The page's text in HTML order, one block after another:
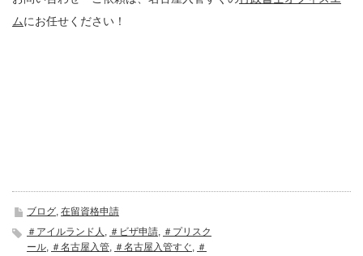
ムにお任せください！
ブログ, 在留資格申請
＃アイルランド人 , ＃ビザ申請, ＃プリスク
ール, ＃名古屋入管, ＃名古屋入管すぐ, ＃